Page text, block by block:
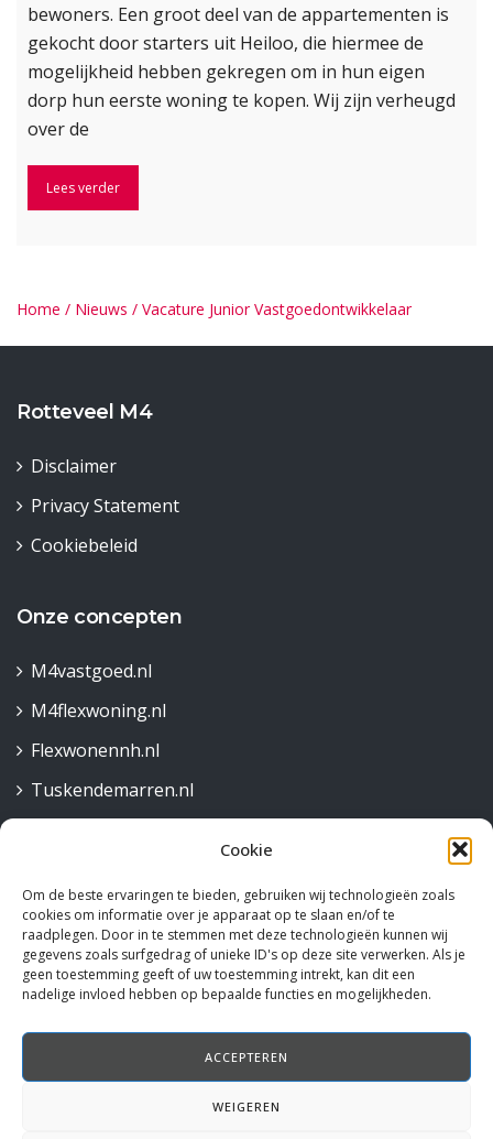
Cookie
Om de beste ervaringen te bieden, gebruiken wij technologieën zoals
cookies om informatie over je apparaat op te slaan en/of te
raadplegen. Door in te stemmen met deze technologieën kunnen wij
gegevens zoals surfgedrag of unieke ID's op deze site verwerken. Als je
geen toestemming geeft of uw toestemming intrekt, kan dit een
nadelige invloed hebben op bepaalde functies en mogelijkheden.
ACCEPTEREN
WEIGEREN
bewoners. Een groot deel van de appartementen is
gekocht door starters uit Heiloo, die hiermee de
mogelijkheid hebben gekregen om in hun eigen
dorp hun eerste woning te kopen. Wij zijn verheugd
over de
Lees verder
Home / Nieuws / Vacature Junior Vastgoedontwikkelaar
Rotteveel M4
Disclaimer
Privacy Statement
Cookiebeleid
Onze concepten
M4vastgoed.nl
M4flexwoning.nl
Flexwonennh.nl
Tuskendemarren.nl
Robijnstraat 30,
1812 RB Alkmaar
072 515 58 44
Volg ons